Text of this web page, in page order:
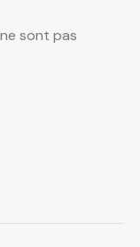
sont pas